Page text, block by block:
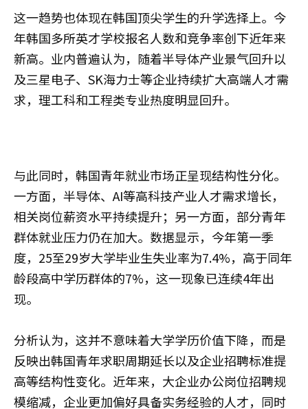
这一趋势也体现在韩国顶尖学生的升学选择上。今
年韩国多所英才学校报名人数和竞争率创下近年来
新高。业内普遍认为，随着半导体产业景气回升以
及三星电子、SK海力士等企业持续扩大高端人才需
求，理工科和工程类专业热度明显回升。
与此同时，韩国青年就业市场正呈现结构性分化。
一方面，半导体、AI等高科技产业人才需求增长，
相关岗位薪资水平持续提升；另一方面，部分青年
群体就业压力仍在加大。数据显示，今年第一季
度，25至29岁大学毕业生失业率为7.4%，高于同年
龄段高中学历群体的7%，这一现象已连续4年出
现。
分析认为，这并不意味着大学学历价值下降，而是
反映出韩国青年求职周期延长以及企业招聘标准提
高等结构性变化。近年来，大企业办公岗位招聘规
模缩减，企业更加偏好具备实务经验的人才，同时